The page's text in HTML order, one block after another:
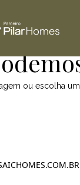
ou escolha